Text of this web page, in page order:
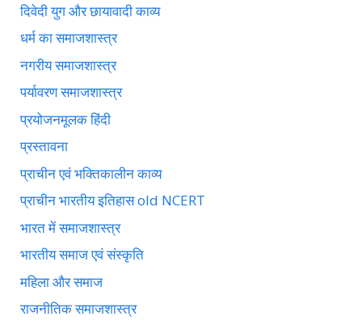
दिवेदी युग और छायावादी काव्य
धर्म का समाजशास्त्र
नगरीय समाजशास्त्र
पर्यावरण समाजशास्त्र
प्रयोजनमूलक हिंदी
प्रस्तावना
प्राचीन एवं भक्तिकालीन काव्य
प्राचीन भारतीय इतिहास old NCERT
भारत में समाजशास्त्र
भारतीय समाज एवं संस्कृति
महिला और समाज
राजनीतिक समाजशास्त्र